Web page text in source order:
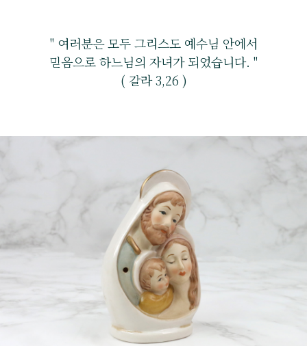
" 여러분은 모두 그리스도 예수님 안에서
믿음으로 하느님의 자녀가 되었습니다. "
( 갈라 3,26 )